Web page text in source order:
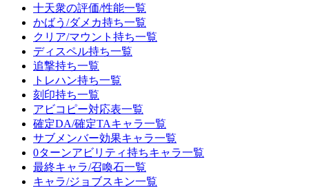
十天衆の評価/性能一覧
かばう/ダメカ持ち一覧
クリア/マウント持ち一覧
ディスペル持ち一覧
追撃持ち一覧
トレハン持ち一覧
刻印持ち一覧
アビコピー対応表一覧
確定DA/確定TAキャラ一覧
サブメンバー効果キャラ一覧
0ターンアビリティ持ちキャラ一覧
最終キャラ/召喚石一覧
キャラ/ジョブスキン一覧